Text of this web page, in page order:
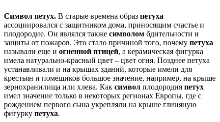
Символ петух. В старые времена образ петуха
ассоциировался с защитником дома, приносящим счастье и
плодородие. Он являлся также символом бдительности и
защиты от пожаров. Это стало причиной того, почему петуха
называли еще и огненной птицей, а керамическая фигурка
имела натурально-красный цвет – цвет огня. Позднее петуха
устанавливали и на крышах зданий, которые имели для
крестьян и помещиков большое значение, например, на крыше
зернохранилища или хлева. Как символ плодородия петух
имел значение только в некоторых регионах Европы, где с
рождением первого сына укрепляли на крыше глиняную
фигурку петуха.